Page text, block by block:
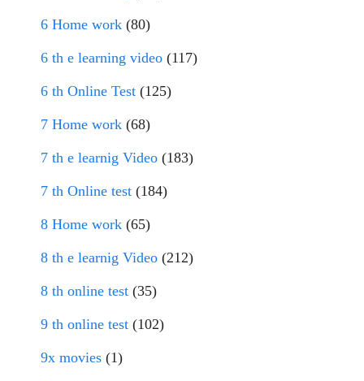
6 Home work (80)
6 th e learning video (117)
6 th Online Test (125)
7 Home work (68)
7 th e learnig Video (183)
7 th Online test (184)
8 Home work (65)
8 th e learnig Video (212)
8 th online test (35)
9 th online test (102)
9x movies (1)